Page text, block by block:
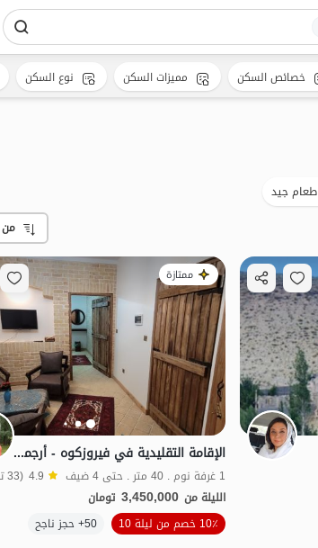
طعام جيد
الموقع على الخريطة
منظر جميل
ممتازة
الإقامة التقليدية في فيروزكوه - أرجمند - 103
1 غرفة نوم . 40 متر . حتى 4 ضيف 4.9 (33 تعليق)
الليلة من 3,450,000 تومان
10٪ خصم من ليلة 10
50+ حجز ناجح
خصائص السكن مميزات السكن نوع السكن